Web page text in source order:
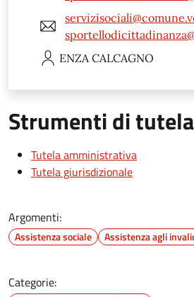
ENZA CALCAGNO
Strumenti di tutela
Tutela amministrativa
Tutela giurisdizionale
Argomenti:
Assistenza sociale Assistenza agli
Categorie: